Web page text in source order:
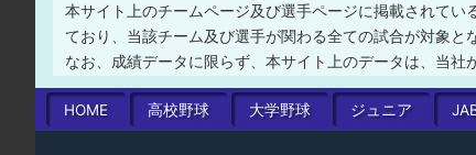
本サイト上のチームページ及び選手ページに掲載されて
ており、当該チーム及び選手が関わる全ての試合が対象と
なお、成績データに限らず、本サイト上のデータは、当社
HOME 高校野球 大学野球 ジュニア